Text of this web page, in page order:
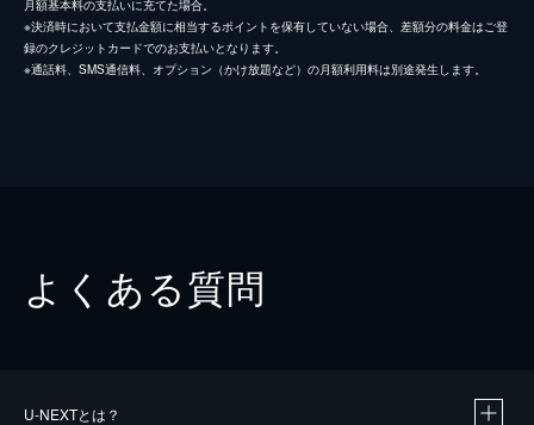
月額基本料の支払いに充てた場合。
※決済時において支払金額に相当するポイントを保有していない場合、差額分の料金はご登
録のクレジットカードでのお支払いとなります。
※通話料、SMS通信料、オプション（かけ放題など）の月額利用料は別途発生します。
よくある質問
U-NEXTとは？